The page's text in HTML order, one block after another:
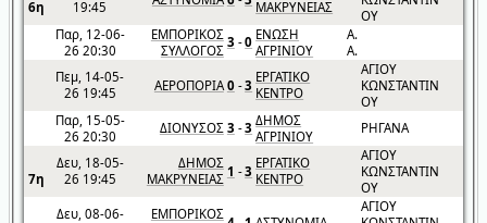
6η
19:45
ΜΑΚΡΥΝΕΙΑΣ
ΟΥ
Παρ, 12-06-
26 20:30
ΕΜΠΟΡΙΚΟΣ
ΣΥΛΛΟΓΟΣ
3 -0 ΕΝΩΣΗ
ΑΓΡΙΝΙΟΥ
Α.
Α.
Πεμ, 14-05-
26 19:45
ΑΕΡΟΠΟΡΙΑ 0 -3
ΕΡΓΑΤΙΚΟ
ΚΕΝΤΡΟ
ΑΓΙΟΥ
ΚΩΝΣΤΑΝΤΙΝ
ΟΥ
Παρ, 15-05-
26 20:30
ΔΙΟΝΥΣΟΣ 3 -3 ΔΗΜΟΣ
ΑΓΡΙΝΙΟΥ
ΡΗΓΑΝΑ
7η
Δευ, 18-05-
26 19:45
ΔΗΜΟΣ
ΜΑΚΡΥΝΕΙΑΣ 1 -3
ΕΡΓΑΤΙΚΟ
ΚΕΝΤΡΟ
ΑΓΙΟΥ
ΚΩΝΣΤΑΝΤΙΝ
ΟΥ
Δευ, 08-06-
ΕΜΠΟΡΙΚΟΣ
ΑΓΙΟΥ